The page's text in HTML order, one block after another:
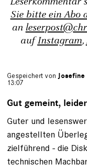
Sie bitte ein Abo
an
aufInstagram,
Gespeichert von
13:07
Gut gemeint,
Guter und
angestellten
zielführend - die
technischen